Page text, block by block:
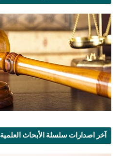
آخر اصدارات سلسلة الأبحاث العلمية